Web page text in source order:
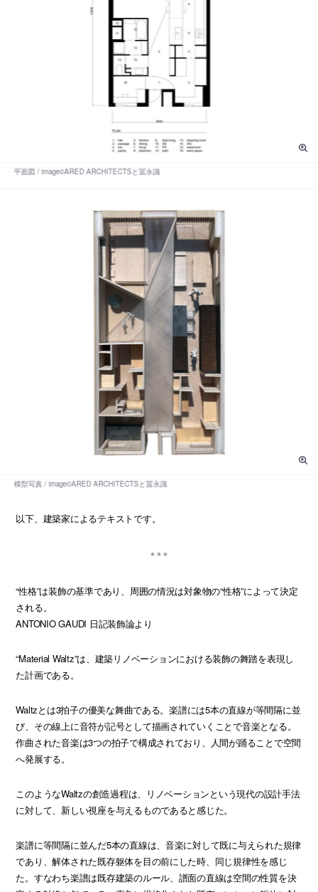
以下、建築家によるテキストです。
“性格”は装飾の基準であり、周囲の情況は対象物の“性格”によって決定
される。
ANTONIO GAUDI 日記装飾論より
“Material Waltz”は、建築リノベーションにおける装飾の舞踏を表現し
た計画である。
Waltzとは3拍子の優美な舞曲である。楽譜には5本の直線が等間隔に並
び、その線上に音符が記号として描画されていくことで音楽となる。
作曲された音楽は3つの拍子で構成されており、人間が踊ることで空間
へ発展する。
このようなWaltzの創造過程は、リノベーションという現代の設計手法
に対して、新しい視座を与えるものであると感じた。
楽譜に等間隔に並んだ5本の直線は、音楽に対して既に与えられた規律
であり、解体された既存躯体を目の前にした時、同じ規律性を感じ
た。すなわち楽譜は既存建築のルール、譜面の直線は空間の性質を決